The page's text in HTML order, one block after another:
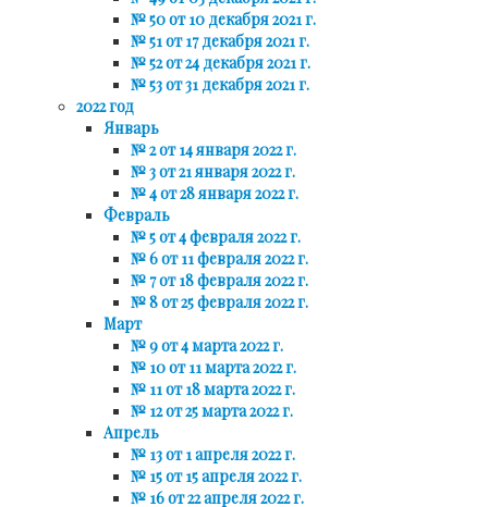
№ 50 от 10 декабря 2021 г.
№ 51 от 17 декабря 2021 г.
№ 52 от 24 декабря 2021 г.
№ 53 от 31 декабря 2021 г.
2022 год
Январь
№ 2 от 14 января 2022 г.
№ 3 от 21 января 2022 г.
№ 4 от 28 января 2022 г.
Февраль
№ 5 от 4 февраля 2022 г.
№ 6 от 11 февраля 2022 г.
№ 7 от 18 февраля 2022 г.
№ 8 от 25 февраля 2022 г.
Март
№ 9 от 4 марта 2022 г.
№ 10 от 11 марта 2022 г.
№ 11 от 18 марта 2022 г.
№ 12 от 25 марта 2022 г.
Апрель
№ 13 от 1 апреля 2022 г.
№ 15 от 15 апреля 2022 г.
№ 16 от 22 апреля 2022 г.